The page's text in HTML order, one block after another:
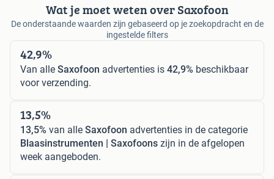
Wat je moet weten over Saxofoon
De onderstaande waarden zijn gebaseerd op je zoekopdracht en de
ingestelde filters
42,9%
Van alle Saxofoon advertenties is 42,9% beschikbaar
voor verzending.
13,5%
13,5% van alle Saxofoon advertenties in de categorie
Blaasinstrumenten | Saxofoons zijn in de afgelopen
week aangeboden.